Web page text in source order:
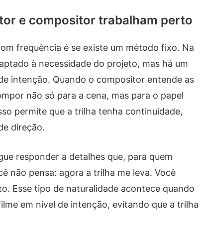
e compositor trabalham perto
frequência é se existe um método fixo. Na
à necessidade do projeto, mas há um
intenção. Quando o compositor entende as
não só para a cena, mas para o papel
permite que a trilha tenha continuidade,
direção.
responder a detalhes que, para quem
não pensa: agora a trilha me leva. Você
Esse tipo de naturalidade acontece quando
em nível de intenção, evitando que a trilha